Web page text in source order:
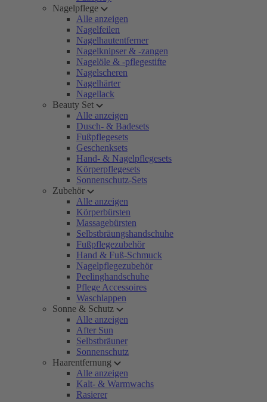
Nagelpflege
Alle anzeigen
Nagelfeilen
Nagelhautentferner
Nagelknipser & -zangen
Nagelöle & -pflegestifte
Nagelscheren
Nagelhärter
Nagellack
Beauty Set
Alle anzeigen
Dusch- & Badesets
Fußpflegesets
Geschenksets
Hand- & Nagelpflegesets
Körperpflegesets
Sonnenschutz-Sets
Zubehör
Alle anzeigen
Körperbürsten
Massagebürsten
Selbstbräungshandschuhe
Fußpflegezubehör
Hand & Fuß-Schmuck
Nagelpflegezubehör
Peelinghandschuhe
Pflege Accessoires
Waschlappen
Sonne & Schutz
Alle anzeigen
After Sun
Selbstbräuner
Sonnenschutz
Haarentfernung
Alle anzeigen
Kalt- & Warmwachs
Rasierer